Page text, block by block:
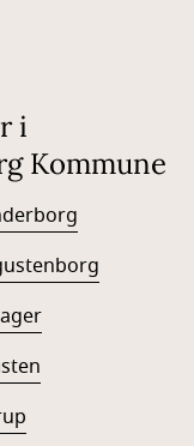
i
Kommune